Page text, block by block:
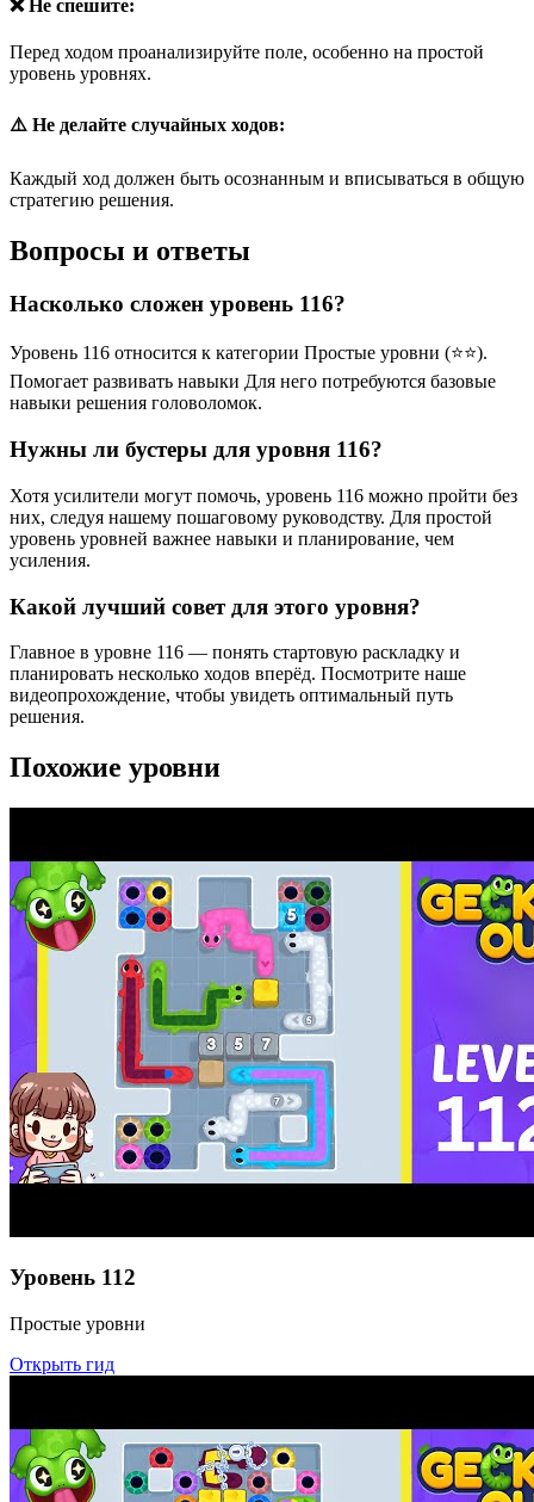
❌ Не спешите:
Перед ходом проанализируйте поле, особенно на простой
уровень уровнях.
⚠️ Не делайте случайных ходов:
Каждый ход должен быть осознанным и вписываться в общую
стратегию решения.
Вопросы и ответы
Насколько сложен уровень 116?
Уровень 116 относится к категории Простые уровни (⭐⭐).
Помогает развивать навыки Для него потребуются базовые
навыки решения головоломок.
Нужны ли бустеры для уровня 116?
Хотя усилители могут помочь, уровень 116 можно пройти без
них, следуя нашему пошаговому руководству. Для простой
уровень уровней важнее навыки и планирование, чем
усиления.
Какой лучший совет для этого уровня?
Главное в уровне 116 — понять стартовую раскладку и
планировать несколько ходов вперёд. Посмотрите наше
видеопрохождение, чтобы увидеть оптимальный путь
решения.
Похожие уровни
Уровень 112
Простые уровни
Открыть гид